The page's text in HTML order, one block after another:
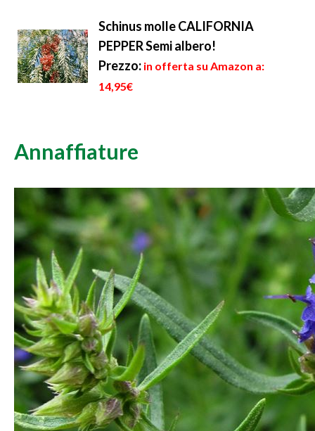
Schinus molle CALIFORNIA
PEPPER Semi albero!
Prezzo: in offerta su Amazon a:
14,95€
Annaffiature